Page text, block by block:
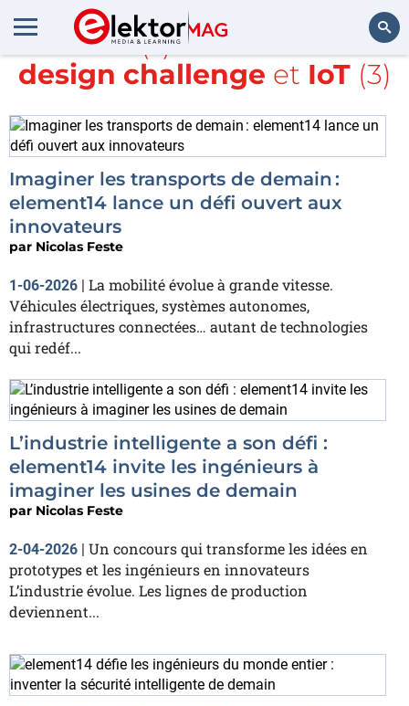
Rechercher
Article(s) avec la balise
design challenge et IoT(3)
Imaginer les transports de demain :
element14 lance un défi ouvert aux
innovateurs
par Nicolas Feste
1-06-2026 | La mobilité évolue à grande vitesse.
Véhicules électriques, systèmes autonomes,
infrastructures connectées… autant de technologies
qui redéf...
L’industrie intelligente a son défi :
element14 invite les ingénieurs à
imaginer les usines de demain
par Nicolas Feste
2-04-2026 | Un concours qui transforme les idées en
prototypes et les ingénieurs en innovateurs
L’industrie évolue. Les lignes de production
deviennent...